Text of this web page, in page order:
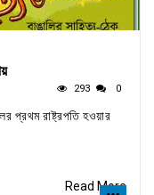
293 0
প্রথম রাষ্ট্রপতি হওয়ার
Read More